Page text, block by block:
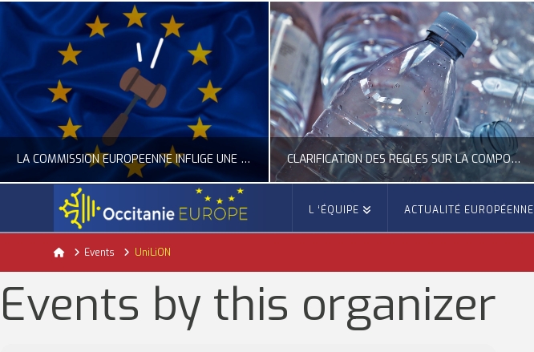
LA COMMISSION EUROPÉENNE INFLIGE UNE AMENDE RECORD À GOOGLE
ACTUALITÉ DE L'UNION EUROPÉENNE, ACTUALITÉ DE LA REPRÉSENTATION D’OCCITANIE EUROPE, NUMÉRIQUE- DIGITAL
JUILLET 24, 2026
CLARIFICATION DES RÈGLES SUR LA COMPOSITION DES BOUTEILLES PLASTIQUES
ACTUALITÉ DE L'UNION EUROPÉENNE, ACTUALITÉ DE LA REPRÉSENTATION D’OCCITANIE EUROPE, ECONOMIE CIRCULAIRE, ÉNERGIE - ENVIRONNEMENT - CLIMAT
JUILLET 24, 2026
L ‘ÉQUIPE ACTUALITÉ EUROPÉENNE
HomeEvents UniLiON
Events by this organizer